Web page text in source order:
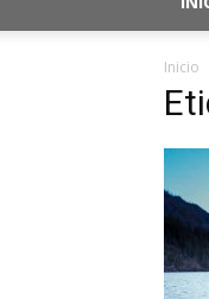
Inicio